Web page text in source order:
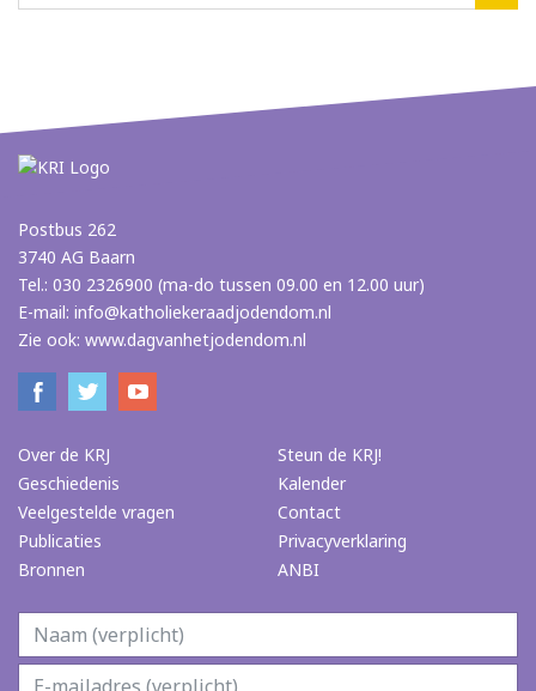
Postbus 262
3740 AG Baarn
Tel.: 030 2326900 (ma-do tussen 09.00 en 12.00 uur)
E-mail: info@katholiekeraadjodendom.nl
Zie ook: www.dagvanhetjodendom.nl
Over de KRJ
Geschiedenis
Veelgestelde vragen
Publicaties
Bronnen
Steun de KRJ!
Kalender
Contact
Privacyverklaring
ANBI